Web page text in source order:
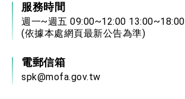
服務時間
週一~週五 09:00~12:00 13:00~18:00
(依據本處網頁最新公告為準)
電郵信箱
spk@mofa.gov.tw